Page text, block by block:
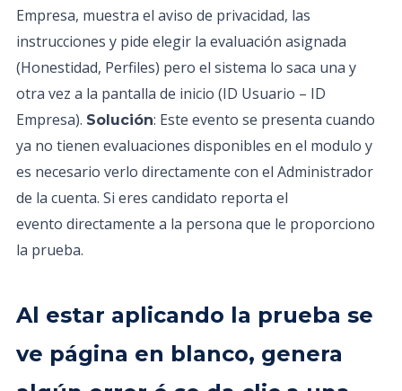
Empresa, muestra el aviso de privacidad, las
instrucciones y pide elegir la evaluación asignada
(Honestidad, Perfiles) pero el sistema lo saca una y
otra vez a la pantalla de inicio (ID Usuario – ID
Empresa). Solución: Este evento se presenta cuando
ya no tienen evaluaciones disponibles en el modulo y
es necesario verlo directamente con el Administrador
de la cuenta. Si eres candidato reporta el
evento directamente a la persona que le proporciono
la prueba.
Al estar aplicando la prueba se
ve página en blanco, genera